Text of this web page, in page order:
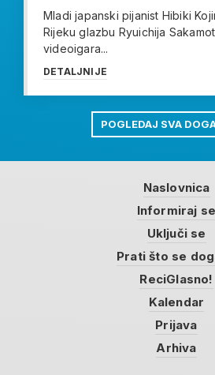
Mladi japanski pijanist Hibiki
Rijeku glazbu Ryuichija
videoigara...
DETALJNIJE
POGLEDAJ SVA
Naslovnica
Informiraj se
Uključi se
Prati što se
ReciGlasno!
Kalendar
Prijava
Arhiva